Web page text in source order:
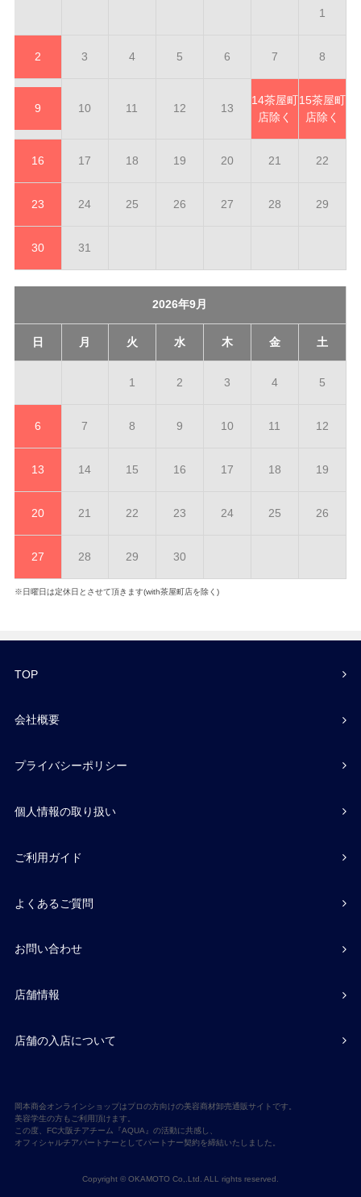
1
2 3 4 5 6 7 8
9 10 11 12 13
14茶屋町
店除く
15茶屋町
店除く
16 17 18 19 20 21 22
23 24 25 26 27 28 29
30 31
2026年9月
日 月 火 水 木 金 土
1 2 3 4 5
6 7 8 9 10 11 12
13 14 15 16 17 18 19
20 21 22 23 24 25 26
27 28 29 30
※日曜日は定休日とさせて頂きます(with茶屋町店を除く)
TOP
会社概要
プライバシーポリシー
個人情報の取り扱い
ご利用ガイド
よくあるご質問
お問い合わせ
店舗情報
店舗の入店について
岡本商会オンラインショップはプロの方向けの美容商材卸売通販サイトです。
美容学生の方もご利用頂けます。
この度、FC大阪チアチーム『AQUA』の活動に共感し、
オフィシャルチアパートナーとしてパートナー契約を締結いたしました。
Copyright © OKAMOTO Co,.Ltd. ALL rights reserved.